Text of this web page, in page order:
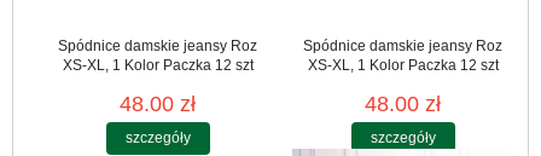
Spódnice damskie jeansy Roz
XS-XL, 1 Kolor Paczka 12 szt
48.00 zł
szczegóły
Spódnice damskie jeansy Roz
XS-XL, 1 Kolor Paczka 12 szt
48.00 zł
szczegóły